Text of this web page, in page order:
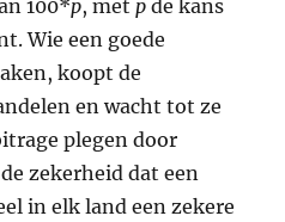
100*p, metp de kans
Wie een goede
koopt de
en wacht tot ze
plegen door
zekerheid dat een
in elk land een zekere